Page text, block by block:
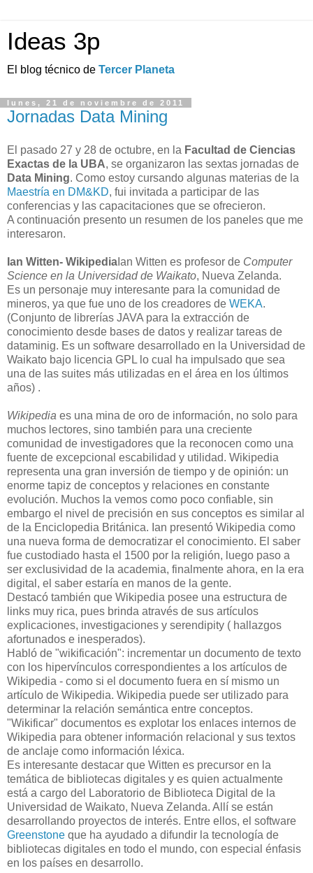
Ideas 3p
El blog técnico de Tercer Planeta
lunes, 21 de noviembre de 2011
Jornadas Data Mining
El pasado 27 y 28 de octubre, en la Facultad de Ciencias
Exactas de la UBA, se organizaron las sextas jornadas de
Data Mining. Como estoy cursando algunas materias de la
Maestría en DM&KD, fui invitada a participar de las
conferencias y las capacitaciones que se ofrecieron.
A continuación presento un resumen de los paneles que me
interesaron.
Ian Witten- Wikipedia Ian Witten es profesor de Computer
Science en la Universidad de Waikato, Nueva Zelanda.
Es un personaje muy interesante para la comunidad de
mineros, ya que fue uno de los creadores de WEKA.
(Conjunto de librerías JAVA para la extracción de
conocimiento desde bases de datos y realizar tareas de
dataminig. Es un software desarrollado en la Universidad de
Waikato bajo licencia GPL lo cual ha impulsado que sea
una de las suites más utilizadas en el área en los últimos
años) .
Wikipedia es una mina de oro de información, no solo para
muchos lectores, sino también para una creciente
comunidad de investigadores que la reconocen como una
fuente de excepcional escabilidad y utilidad. Wikipedia
representa una gran inversión de tiempo y de opinión: un
enorme tapiz de conceptos y relaciones en constante
evolución. Muchos la vemos como poco confiable, sin
embargo el nivel de precisión en sus conceptos es similar al
de la Enciclopedia Británica. Ian presentó Wikipedia como
una nueva forma de democratizar el conocimiento. El saber
fue custodiado hasta el 1500 por la religión, luego paso a
ser exclusividad de la academia, finalmente ahora, en la era
digital, el saber estaría en manos de la gente.
Destacó también que Wikipedia posee una estructura de
links muy rica, pues brinda através de sus artículos
explicaciones, investigaciones y serendipity ( hallazgos
afortunados e inesperados).
Habló de "wikificación": incrementar un documento de texto
con los hipervínculos correspondientes a los artículos de
Wikipedia - como si el documento fuera en sí mismo un
artículo de Wikipedia. Wikipedia puede ser utilizado para
determinar la relación semántica entre conceptos.
"Wikificar" documentos es explotar los enlaces internos de
Wikipedia para obtener información relacional y sus textos
de anclaje como información léxica.
Es interesante destacar que Witten es precursor en la
temática de bibliotecas digitales y es quien actualmente
está a cargo del Laboratorio de Biblioteca Digital de la
Universidad de Waikato, Nueva Zelanda. Allí se están
desarrollando proyectos de interés. Entre ellos, el software
Greenstone que ha ayudado a difundir la tecnología de
bibliotecas digitales en todo el mundo, con especial énfasis
en los países en desarrollo.